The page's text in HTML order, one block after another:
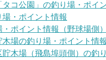
タコ公園」の釣り場・ポイ
場・ポイント情報
ポイント情報（野球場側）
木場の釣り場・ポイント情報
貯木場（飛島埠頭側）の釣